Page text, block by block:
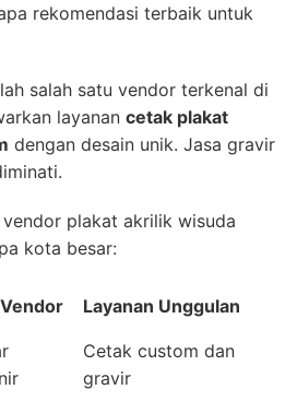
rekomendasi terbaik untuk
salah satu vendor terkenal di
layanan cetak plakat
dengan desain unik. Jasa gravir
plakat akrilik wisuda
kota besar:
Layanan Unggulan
Cetak custom dan
gravir